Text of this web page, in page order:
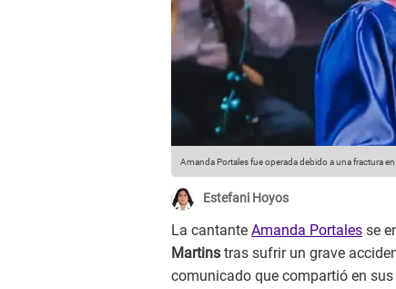
Amanda Portales fue operada debido a una fractura
Estefani Hoyos
La cantante Amanda Portales se
Martins tras sufrir un grave
comunicado que compartió en